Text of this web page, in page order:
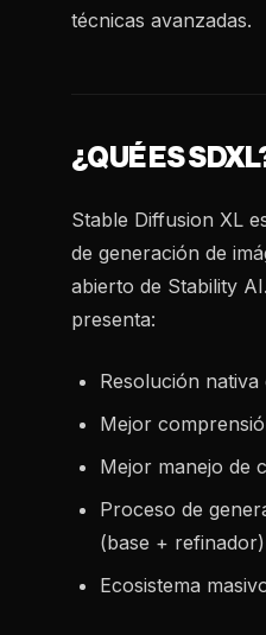
técnicas avanzadas.
¿QUÉ ES
Stable Diffusion XL
de generación de
abierto de Stability
presenta:
Resolución
Mejor
Mejor manejo de
Proceso de
(base + refinador)
Ecosistema